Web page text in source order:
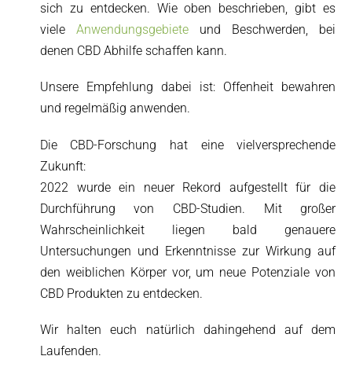
sich zu entdecken. Wie oben beschrieben, gibt es
viele Anwendungsgebieteund Beschwerden, bei
denen CBD Abhilfe schaffen kann.
Unsere Empfehlung dabei ist: Offenheit bewahren
und regelmäßig anwenden.
Die CBD-Forschung hat eine vielversprechende
Zukunft:
2022 wurde ein neuer Rekord aufgestellt für die
Durchführung von CBD-Studien. Mit großer
Wahrscheinlichkeit liegen bald genauere
Untersuchungen und Erkenntnisse zur Wirkung auf
den weiblichen Körper vor, um neue Potenziale von
CBD Produkten zu entdecken.
Wir halten euch natürlich dahingehend auf dem
Laufenden.